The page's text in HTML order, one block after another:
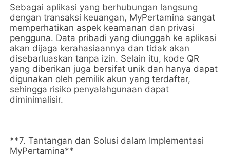
Sebagai aplikasi yang berhubungan langsung
dengan transaksi keuangan, MyPertamina sangat
memperhatikan aspek keamanan dan privasi
pengguna. Data pribadi yang diunggah ke aplikasi
akan dijaga kerahasiaannya dan tidak akan
disebarluaskan tanpa izin. Selain itu, kode QR
yang diberikan juga bersifat unik dan hanya dapat
digunakan oleh pemilik akun yang terdaftar,
sehingga risiko penyalahgunaan dapat
diminimalisir.
**7. Tantangan dan Solusi dalam Implementasi
MyPertamina**